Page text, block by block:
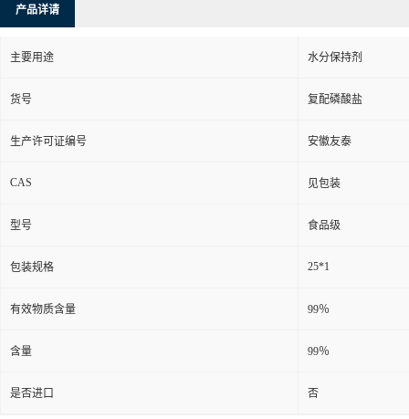
产品详请
主要用途 水分保持剂
货号 复配磷酸盐
生产许可证编号 安徽友泰
CAS 见包装
型号 食品级
包装规格 25*1
有效物质含量 99％
含量 99％
是否进口 否